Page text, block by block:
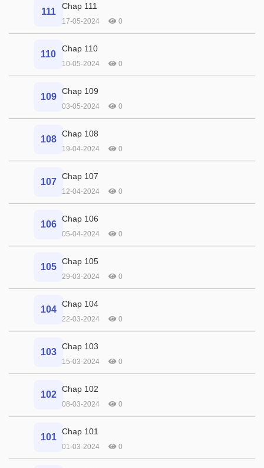
111
Chap 111
17-05-2024 0
110
Chap 110
10-05-2024 0
109
Chap 109
03-05-2024 0
108
Chap 108
19-04-2024 0
107
Chap 107
12-04-2024 0
106
Chap 106
05-04-2024 0
105
Chap 105
29-03-2024 0
104
Chap 104
22-03-2024 0
103
Chap 103
15-03-2024 0
102
Chap 102
08-03-2024 0
101
Chap 101
01-03-2024 0